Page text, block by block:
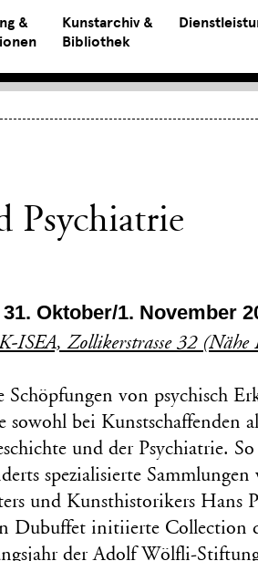
&
Kunstarchiv &
Bibliothek
Psychiatrie
Oktober/1. November
ISEA, Zollikerstrasse 32
Schöpfungen von psychisch
sowohl bei Kunstschaffenden
und der Psychiatrie.
spezialisierte
und Kunsthistorikers Hans
Dubuffet initiierte Collection
der Adolf Wölfli-